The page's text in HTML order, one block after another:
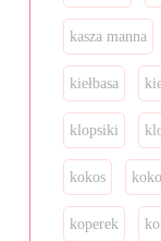
kasza manna
kiełbasa
klopsiki
kokos
koperek